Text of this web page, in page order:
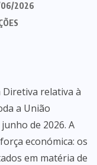
2026
relativa à
a União
de 2026. A
económica: os
em matéria de